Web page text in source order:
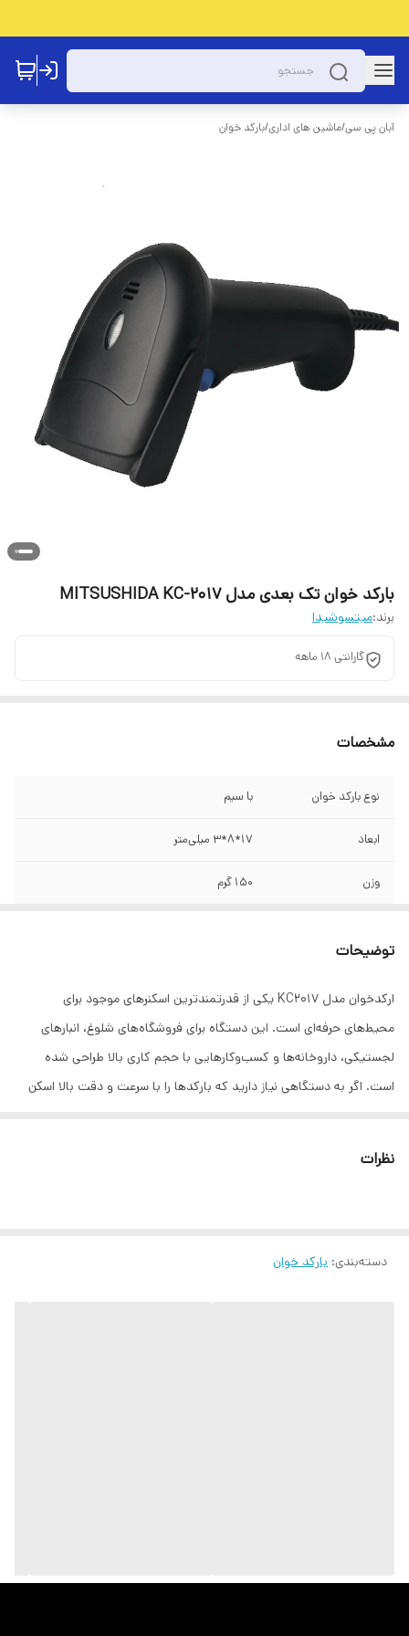
آبان پی سی/ماشین های اداری/بارکد خوان
بارکد خوان تک بعدی مدل MITSUSHIDA KC-2017
برند:میتسوشیدا
گارانتی ۱۸ ماهه
مشخصات
نوع بارکد خوان با سیم
ابعاد 17*8*3 میلی‌متر
وزن 150 گرم
بارکدهای قابل
پشتیبانی
تک بعدی و دو بعدی
توضیحات
ارکدخوان مدل KC2017 یکی از قدرتمندترین اسکنرهای موجود برای
محیط‌های حرفه‌ای است. این دستگاه برای فروشگاه‌های شلوغ، انبارهای
لجستیکی، داروخانه‌ها و کسب‌وکارهایی با حجم کاری بالا طراحی شده
است. اگر به دستگاهی نیاز دارید که بارکدها را با سرعت و دقت بالا اسکن
نظرات
دسته‌بندی: بارکد خوان